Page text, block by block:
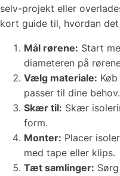
selv-projekt eller
kort guide til, hvordan
Mål rørene: Start
diameteren på
Vælg materiale:
passer til dine behov.
Skær til: Skær
form.
Monter: Placer
med tape eller klips.
Tæt samlinger: